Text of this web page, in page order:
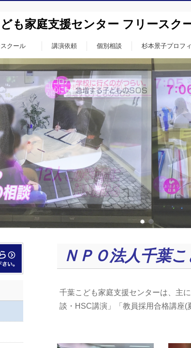
も家庭支援センター フリースク
スクール 講演依頼 個別相談 杉本景子プロフ
ＮＰＯ法人千葉
千葉こども家庭支援センターは、主
談・HSC講演」「教員採用合格講座(